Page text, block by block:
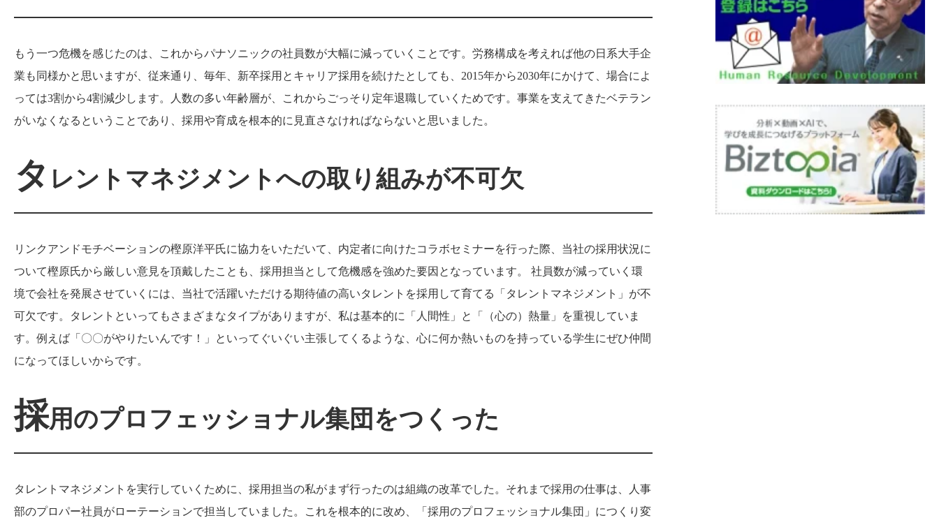
もう一つ危機を感じたのは、これからパナソニックの社員数が大幅に減っていくことです。労務構成を考えれば他の日系大手企
業も同様かと思いますが、従来通り、毎年、新卒採用とキャリア採用を続けたとしても、 2015年から2030年にかけて、場合によ
っては3割から4割減少します。人数の多い年齢層が、これからごっそり定年退職していくためです。事業を支えてきたベテラン
がいなくなるということであり、採用や育成を根本的に見直さなければならないと思いました。
タ レントマネジメントへの取り組みが不可欠
リンクアンドモチベーションの樫原洋平氏に協力をいただいて、内定者に向けたコラボセミナーを行った際、当社の採用状況に
ついて樫原氏から厳しい意見を頂戴したことも、採用担当として危機感を強めた要因となっています。 社員数が減っていく環
境で会社を発展させていくには、当社で活躍いただける期待値の高いタレントを採用して育てる「タレントマネジメント」が不
可欠です。タレントといってもさまざまなタイプがありますが、私は基本的に「人間性」と「（心の）熱量」を重視していま
す。例えば「〇〇がやりたいんです！」といってぐいぐい主張してくるような、心に何か熱いものを持っている学生にぜひ仲間
になってほしいからです。
採用のプロフェッショナル集団をつくった
タレントマネジメントを実行していくために、採用担当の私がまず行ったのは組織の改革でした。それまで採用の仕事は、人事
部のプロパー社員がローテーションで担当していました。これを根本的に改め、「採用のプロフェッショナル集団」につくり変